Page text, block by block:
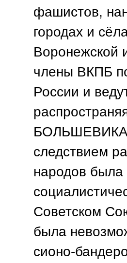
фашистов,
городах и
Воронежской
члены ВКПБ
России и
следствием
народов была
Советском
была
сионо-